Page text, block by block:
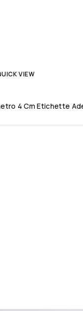
VIEW
4 Cm Etichette